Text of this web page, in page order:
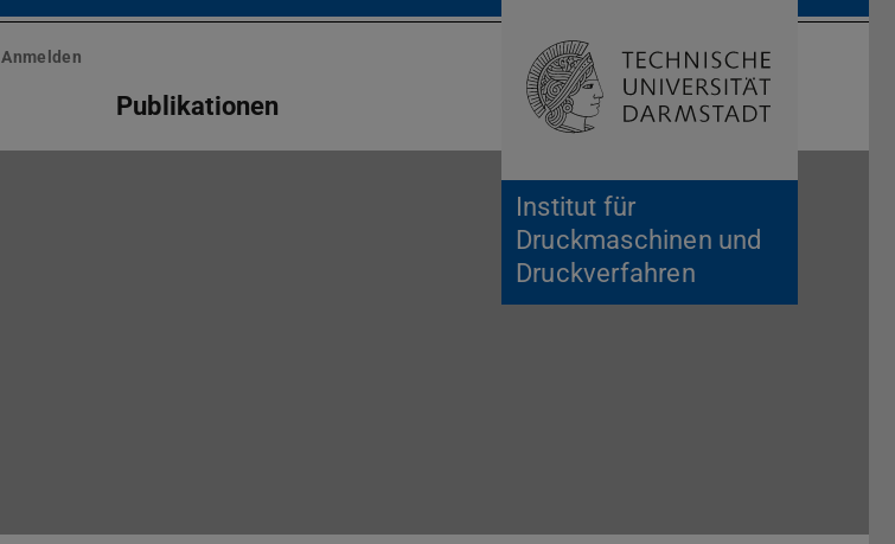
Institut für
Druckmaschinen und
Druckverfahren
Anmelden
Publikationen Suche öffnen